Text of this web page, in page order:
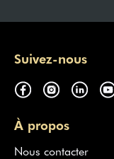
Suivez-nous
À propos
Nous contacter